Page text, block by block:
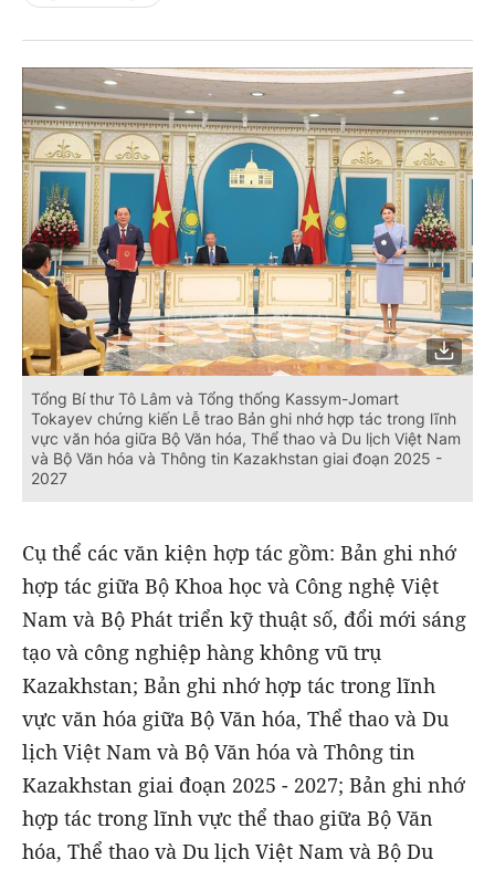
Tổng Bí thư Tô Lâm và Tổng thống Kassym-Jomart
Tokayev chứng kiến Lễ trao Bản ghi nhớ hợp tác trong lĩnh
vực văn hóa giữa Bộ Văn hóa, Thể thao và Du lịch Việt Nam
và Bộ Văn hóa và Thông tin Kazakhstan giai đoạn 2025 -
2027
Cụ thể các văn kiện hợp tác gồm: Bản ghi nhớ
hợp tác giữa Bộ Khoa học và Công nghệ Việt
Nam và Bộ Phát triển kỹ thuật số, đổi mới sáng
tạo và công nghiệp hàng không vũ trụ
Kazakhstan; Bản ghi nhớ hợp tác trong lĩnh
vực văn hóa giữa Bộ Văn hóa, Thể thao và Du
lịch Việt Nam và Bộ Văn hóa và Thông tin
Kazakhstan giai đoạn 2025 - 2027; Bản ghi nhớ
hợp tác trong lĩnh vực thể thao giữa Bộ Văn
hóa, Thể thao và Du lịch Việt Nam và Bộ Du